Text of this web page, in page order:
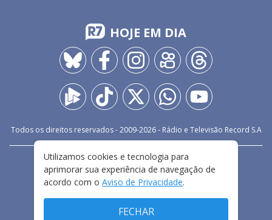
HOJE EM DIA
Todos os direitos reservados - 2009-2026- Rádio e Televisão Record S.A
FALE CONOSCO
PRIVACIDADE
TERMOS E CONDIÇÕES DE USO
Utilizamos cookies e tecnologia para
aprimorar sua experiência de navegação de
acordo com o Aviso de Privacidade.
FECHAR